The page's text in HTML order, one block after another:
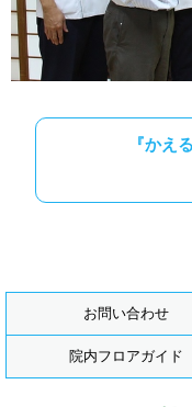
『かえ
お問い合わせ
院内フロアガイド